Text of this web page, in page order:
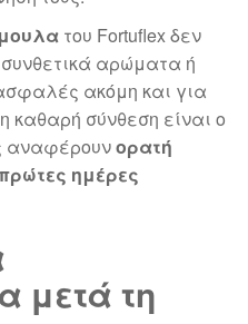
του Fortuflex δεν
αρώματα ή
ακόμη και για
καθαρή σύνθεση είναι ο
αναφέρουνορατή
ημέρες
μετά τη